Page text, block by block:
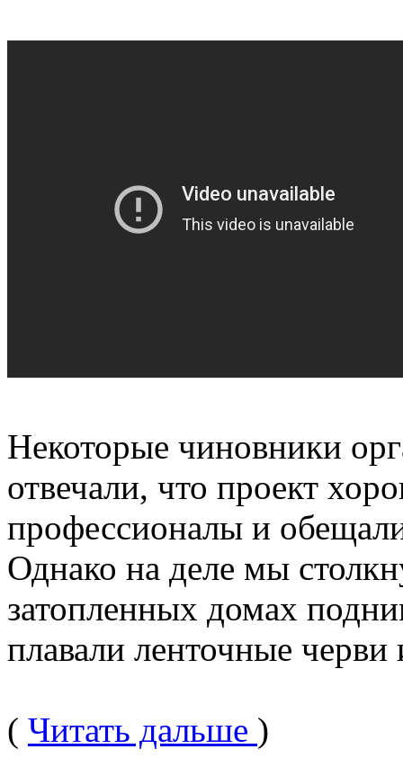
Некоторые чиновники
отвечали, что проект
профессионалы и
Однако на деле мы
затопленных домах
плавали ленточные
( Читать дальше )